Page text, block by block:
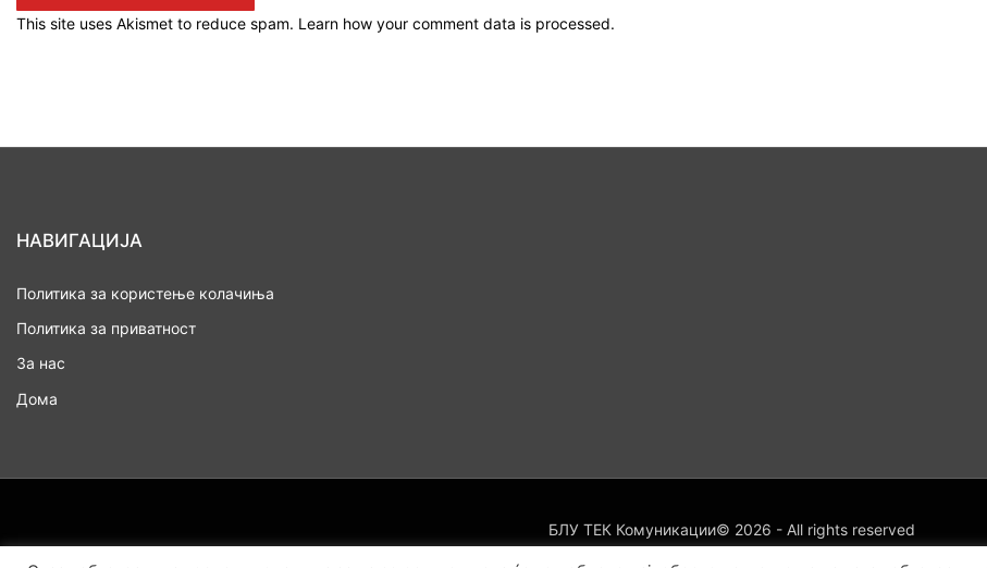
This site uses Akismet to reduce spam. Learn how your comment data is processed.
НАВИГАЦИЈА
Политика за користење колачиња
Политика за приватност
За нас
Дома
БЛУ ТЕК Комуникации© 2026 - All rights reserved